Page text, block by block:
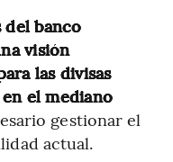
del banco
visión
las divisas
el mediano
gestionar el
actual.